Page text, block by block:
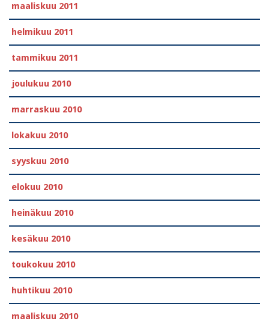
maaliskuu 2011
helmikuu 2011
tammikuu 2011
joulukuu 2010
marraskuu 2010
lokakuu 2010
syyskuu 2010
elokuu 2010
heinäkuu 2010
kesäkuu 2010
toukokuu 2010
huhtikuu 2010
maaliskuu 2010